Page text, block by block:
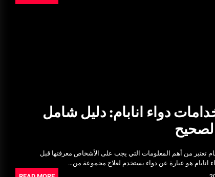
دواء انابام: دليل شامل
تعتبر من أهم المعلومات التي يجب على الأشخاص معرفتها قبل
انابام هو عبارة عن دواء يستخدم لعلاج مجموعة من…